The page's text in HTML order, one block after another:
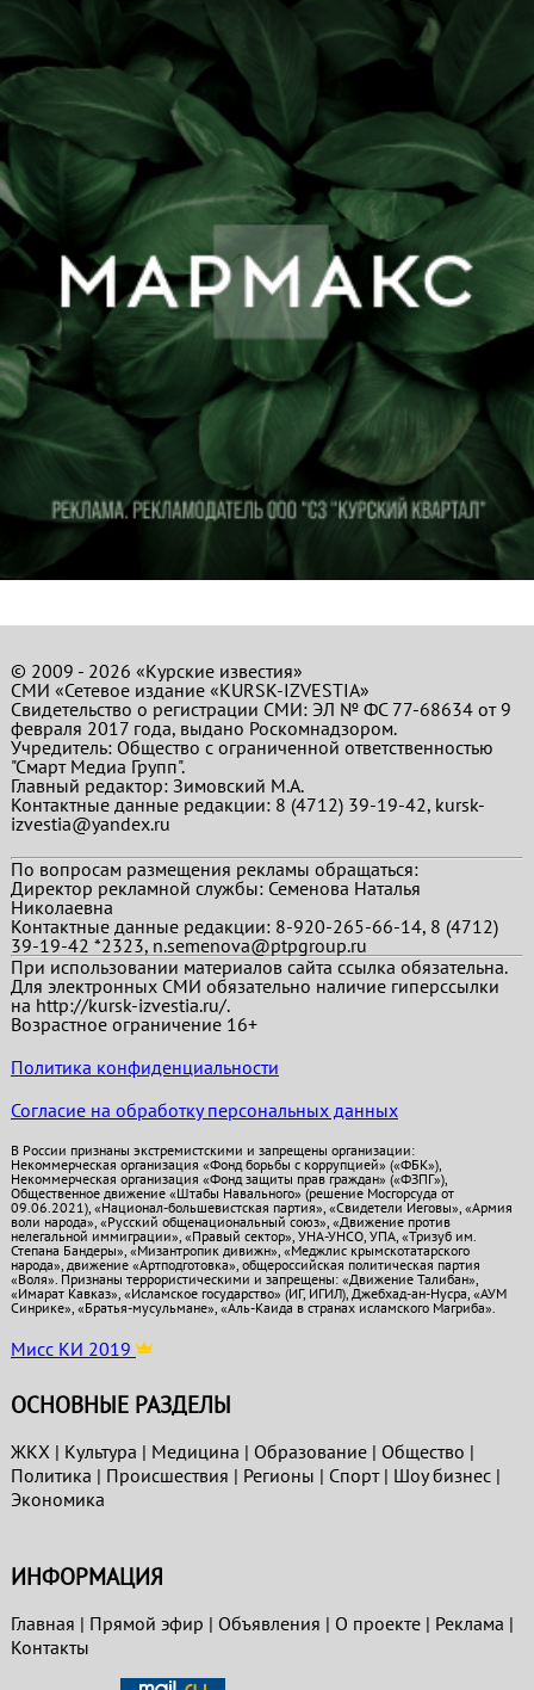
© 2009 - 2026 «Курские известия»
СМИ «Сетевое издание «KURSK-IZVESTIA»
Свидетельство о регистрации СМИ: ЭЛ № ФС 77-68634 от 9
февраля 2017 года, выдано Роскомнадзором.
Учредитель: Общество с ограниченной ответственностью
"Смарт Медиа Групп".
Главный редактор:Зимовский М.А.
Контактные данные редакции: 8 (4712) 39-19-42, kursk-
izvestia@yandex.ru
По вопросам размещения рекламы обращаться:
Директор рекламной службы: Семенова Наталья
Николаевна
Контактные данные редакции: 8-920-265-66-14, 8 (4712)
39-19-42 *2323, n.semenova@ptpgroup.ru
При использовании материалов сайта ссылка обязательна.
Для электронных СМИ обязательно наличие гиперссылки
на http://kursk-izvestia.ru/.
Возрастное ограничение 16+
Политика конфиденциальности
Согласие на обработку персональных данных
В России признаны экстремистскими и запрещены организации:
Некоммерческая организация «Фонд борьбы с коррупцией» («ФБК»),
Некоммерческая организация «Фонд защиты прав граждан» («ФЗПГ»),
Общественное движение «Штабы Навального» (решение Мосгорсуда от
09.06.2021), «Национал-большевистская партия», «Свидетели Иеговы», «Армия
воли народа», «Русский общенациональный союз», «Движение против
нелегальной иммиграции», «Правый сектор», УНА-УНСО, УПА, «Тризуб им.
Степана Бандеры», «Мизантропик дивижн», «Меджлис крымскотатарского
народа», движение «Артподготовка», общероссийская политическая партия
«Воля». Признаны террористическими и запрещены: «Движение Талибан»,
«Имарат Кавказ», «Исламское государство» (ИГ, ИГИЛ), Джебхад-ан-Нусра, «АУМ
Синрике», «Братья-мусульмане», «Аль-Каида в странах исламского Магриба».
Мисс КИ 2019
ОСНОВНЫЕ РАЗДЕЛЫ
ЖКХ| Культура | Медицина | Образование| Общество |
Политика | Проиcшествия | Регионы | Спорт| Шоу бизнес|
Экономика
ИНФОРМАЦИЯ
Главная | Прямой эфир | Объявления | О проекте| Реклама |
Контакты